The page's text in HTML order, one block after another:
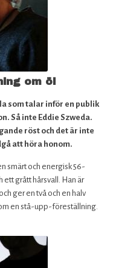
om öl
som talar inför en publik
Så inte Eddie Szweda.
röst och det är inte
att höra honom.
smärt och energisk 56-
grått hårsvall. Han är
ger en två och en halv
en stå-upp-föreställning.